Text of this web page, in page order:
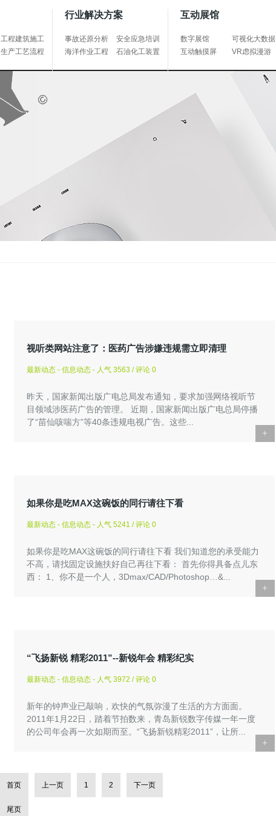
工程建筑施工
生产工艺流程
行业解决方案
事故还原分析
安全应急培训
海洋作业工程
石油化工装置
互动展馆
数字展馆
可视化大数据
互动触摸屏
VR虑拟漫游
视听类网站注意了：医药广告涉嫌违规需立即清理
最新动态 - 信息动态 - 人气 3563 / 评论 0
昨天，国家新闻出版广电总局发布通知，要求加强网络视听节
目领域涉医药广告的管理。 近期，国家新闻出版广电总局停播
了“苗仙咳喘方”等40条违规电视广告。这些...
+
如果你是吃MAX这碗饭的同行请往下看
最新动态 - 信息动态 - 人气 5241 / 评论 0
如果你是吃MAX这碗饭的同行请往下看 我们知道您的承受能力
不高，请找固定设施扶好自己再往下看： 首先你得具备点儿东
西： 1、你不是一个人，3Dmax/CAD/Photoshop…&...
+
“飞扬新锐 精彩2011”--新锐年会 精彩纪实
最新动态 - 信息动态 - 人气 3972 / 评论 0
新年的钟声业已敲响，欢快的气氛弥漫了生活的方方面面。
2011年1月22日，踏着节拍数来，青岛新锐数字传媒一年一度
的公司年会再一次如期而至。“飞扬新锐精彩2011”，让所...
+
首页 上一页 1 2 下一页
尾页